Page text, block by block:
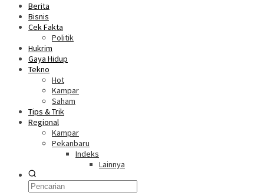
Berita
Bisnis
Cek Fakta
Politik
Hukrim
Gaya Hidup
Tekno
Hot
Kampar
Saham
Tips & Trik
Regional
Kampar
Pekanbaru
Indeks
Lainnya